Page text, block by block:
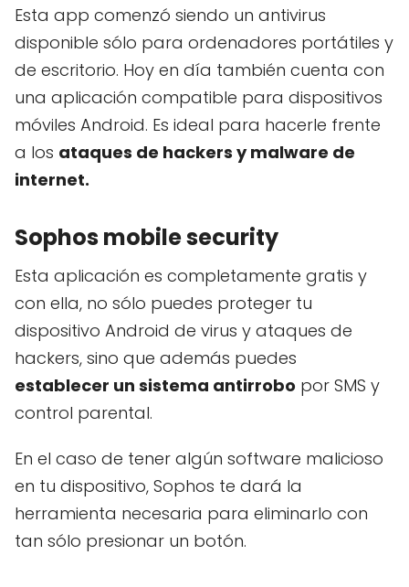
Esta app comenzó siendo un antivirus
disponible sólo para ordenadores portátiles y
de escritorio. Hoy en día también cuenta con
una aplicación compatible para dispositivos
móviles Android. Es ideal para hacerle frente
a los ataques de hackers y malware de
internet.
Sophos mobile security
Esta aplicación es completamente gratis y
con ella, no sólo puedes proteger tu
dispositivo Android de virus y ataques de
hackers, sino que además puedes
establecer un sistema antirrobo por SMS y
control parental.
En el caso de tener algún software malicioso
en tu dispositivo, Sophos te dará la
herramienta necesaria para eliminarlo con
tan sólo presionar un botón.